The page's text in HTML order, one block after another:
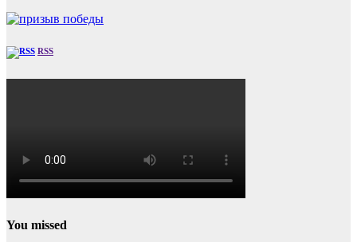
RSS
You missed